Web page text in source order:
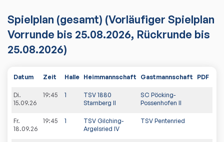
Spielplan (gesamt) (Vorläufiger Spielplan
Vorrunde bis 25.08.2026, Rückrunde bis
25.08.2026)
Datum Zeit Halle Heimmannschaft Gastmannschaft PDF
Di.
15.09.26
19:45 1
TSV 1880
Starnberg II
SC Pöcking-
Possenhofen II
Fr.
18.09.26
19:45 1
TSV Gilching-
Argelsried IV
TSV Pentenried